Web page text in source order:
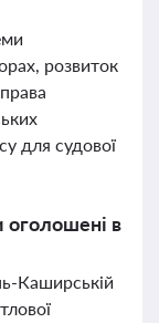
розвиток
для судової
оголошені в
Каширській